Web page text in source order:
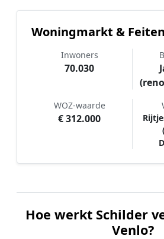
Woningmarkt &
Inwoners
70.030
WOZ-waarde
€ 312.000
Hoe werkt Schilder
Venlo?